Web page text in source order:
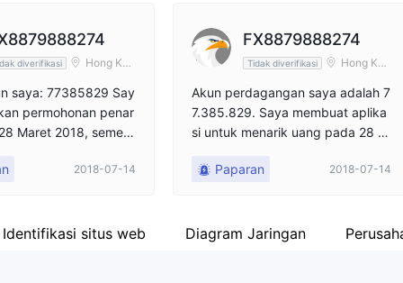
diverifikasi
Hong Kon
saya: 77385829 Say
permohonan penar
Maret 2018, sement
dikatakan berad
sudah selesai. Penari
2018-07-14
FX8879888274
Tidak diverifikasi
Hong Kon
Akun perdagangan saya adalah 7
7.385.829. Saya membuat aplika
si untuk menarik uang pada 28 M
rangi uang dari saldo saya dan m
ka tetapi mereka selalu mengatak
Paparan 2018-07-14
Identifikasi situs web Diagram Jaringan